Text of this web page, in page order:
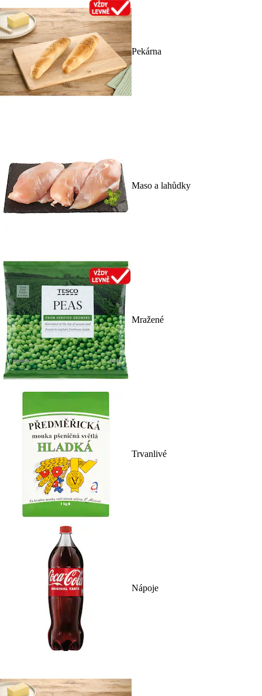
Pekárna
Maso a lahůdky
Mražené
Trvanlivé
Nápoje